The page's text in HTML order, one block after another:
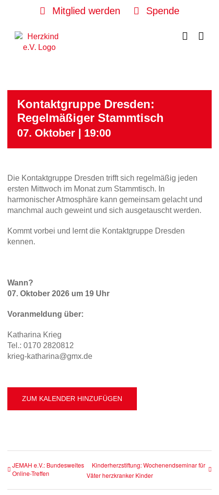
Mitglied werden Spende
Kontaktgruppe Dresden:
Regelmäßiger Stammtisch
07. Oktober | 19:00
Die Kontaktgruppe Dresden trifft sich regelmäßig jeden
ersten Mittwoch im Monat zum Stammtisch. In
harmonischer Atmosphäre kann gemeinsam gelacht und
manchmal auch geweint und sich ausgetauscht werden.
Kommt vorbei und lernt die Kontaktgruppe Dresden
kennen.
Wann?
07. Oktober 2026 um 19 Uhr
Voranmeldung über:
Katharina Krieg
Tel.: 0170 2820812
krieg-katharina@gmx.de
ZUM KALENDER HINZUFÜGEN
JEMAH e.V.: Bundesweites
Online-Treffen
Kinderherzstiftung: Wochenendseminar für
Väter herzkranker Kinder